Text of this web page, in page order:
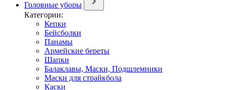
Головные уборы
Категории:
Кепки
Бейсболки
Панамы
Армейские береты
Шапки
Балаклавы, Маски, Подшлемники
Маски для страйкбола
Каски